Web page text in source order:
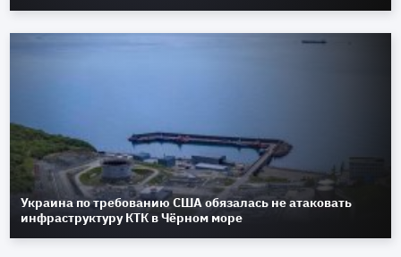
Украина по требованию США обязалась не атаковать
инфраструктуру КТК в Чёрном море